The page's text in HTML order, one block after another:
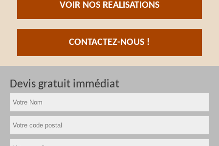
VOIR NOS REALISATIONS
CONTACTEZ-NOUS !
Devis gratuit immédiat